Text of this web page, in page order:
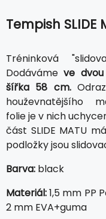
Tempish SLIDE
Tréninková
Dodávámeve
šířka 58 cm.
houževnatějšího
folie je v nich
část SLIDE MATU
podložky jsou
Barva: black
Materiál:1,5 mm PP
2 mm EVA+guma